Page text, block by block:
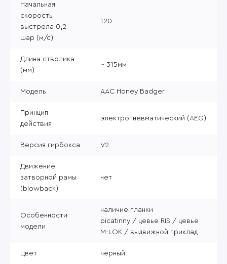
Начальная
скорость
выстрела 0,2
шар (м/с)
120
Длина стволика
(мм)
~ 315мм
Модель AAC Honey Badger
Принцип
действия
электропневматический (AEG)
Версия гирбокса V2
Движение
затворной рамы
(blowback)
нет
Особенности
модели
наличие планки
picatinny / цевье RIS / цевье
M-LOK / выдвижной приклад
Цвет черный